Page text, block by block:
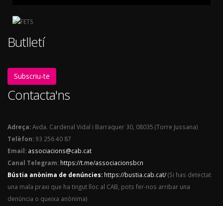
Butlletí
Subscriu-te
Contacta'ns
Adreça:Avda. Cardenal Vidal i Barraquer 30, 08035 (Torre Jussana)
Telèfon: 93 256 40 87
Email: associacions@cab.cat
Canal Telegram: https://t.me/associacionsbcn
Bústia anònima de denúncies: https://bustia.cab.cat/(Si has detectat
una mala praxi que ha tingut lloc al CAB, pots fer-nos arribar una
denúncia o queixa anònima)